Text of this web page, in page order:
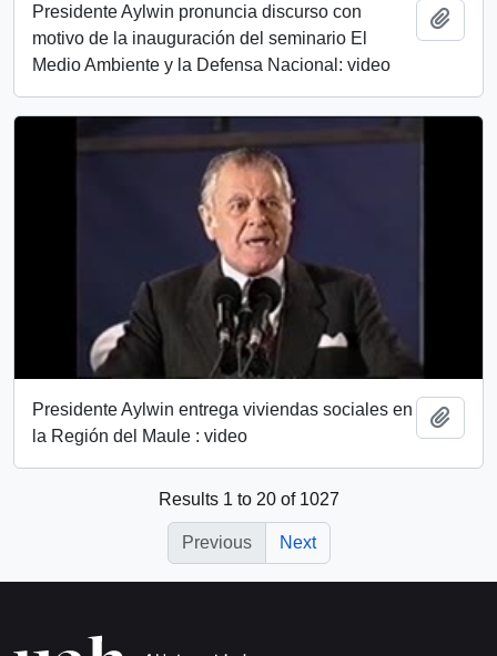
Presidente Aylwin pronuncia discurso con
motivo de la inauguración del seminario El
Medio Ambiente y la Defensa Nacional: video
Presidente Aylwin entrega viviendas sociales en
la Región del Maule : video
Results 1 to 20 of 1027
Previous Next